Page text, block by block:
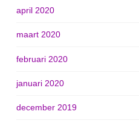
april 2020
maart 2020
februari 2020
januari 2020
december 2019